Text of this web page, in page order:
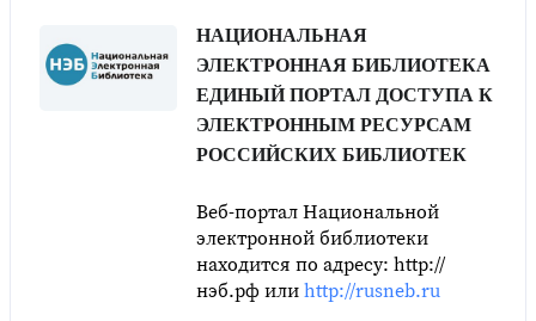
НАЦИОНАЛЬНАЯ
ЭЛЕКТРОННАЯ БИБЛИОТЕКА
ЕДИНЫЙ ПОРТАЛ ДОСТУПА К
ЭЛЕКТРОННЫМ РЕСУРСАМ
РОССИЙСКИХ БИБЛИОТЕК
Веб-портал Национальной
электронной библиотеки
находится по адресу: http://
нэб.рф илиhttp://rusneb.ru